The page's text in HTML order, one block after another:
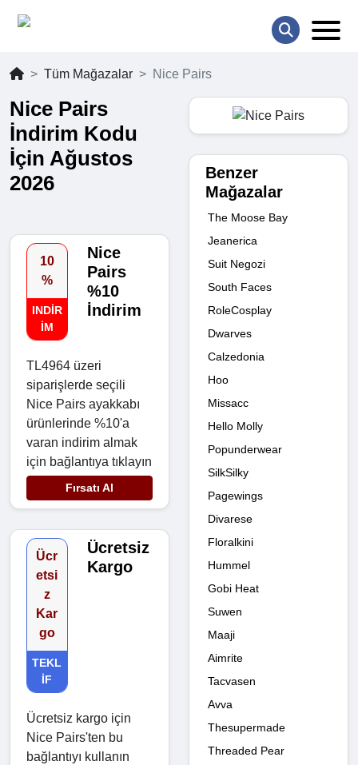
Tüm Mağazalar Nice Pairs
Nice Pairs
İndirim Kodu
İçin Ağustos
2026
10
%
INDIR
IM
Nice
Pairs
%10
İndirim
TL4964 üzeri
siparişlerde seçili
Nice Pairs ayakkabı
ürünlerinde %10'a
varan indirim almak
için bağlantıya tıklayın
Fırsatı Al
Ücr
etsi
z
Kar
go
TEKL
IF
Ücretsiz
Kargo
Ücretsiz kargo için
Nice Pairs'ten bu
bağlantıyı kullanın
Benzer
Mağazalar
The Moose Bay
Jeanerica
Suit Negozi
South Faces
RoleCosplay
Dwarves
Calzedonia
Hoo
Missacc
Hello Molly
Popunderwear
SilkSilky
Pagewings
Divarese
Floralkini
Hummel
Gobi Heat
Suwen
Maaji
Aimrite
Tacvasen
Avva
Thesupermade
Threaded Pear